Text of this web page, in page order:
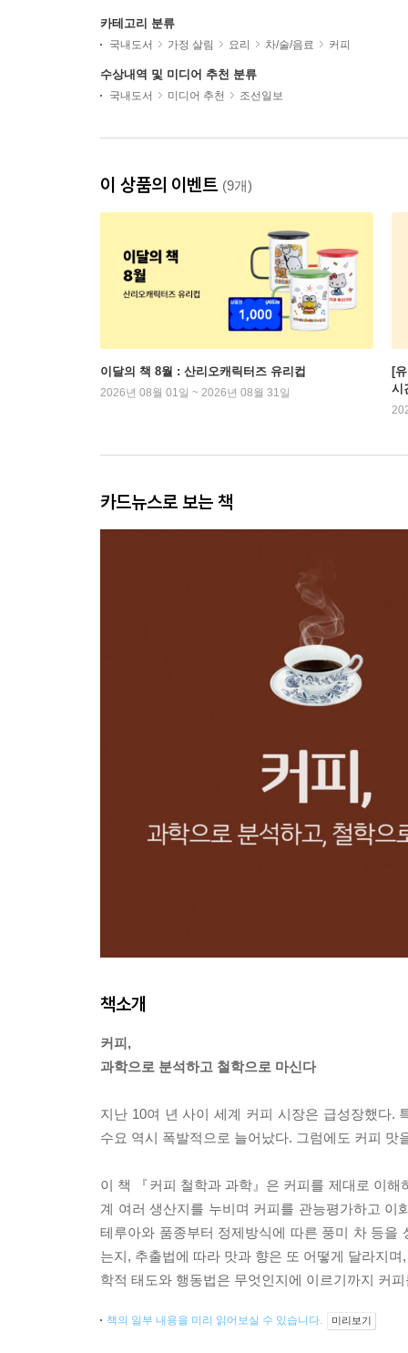
카테고리 분류
국내도서 가정 살림 요리 차/술/음료 커피
수상내역 및 미디어 추천 분류
국내도서 미디어 추천 조선일보
이 상품의 이벤트 (9개)
이달의 책 8월 : 산리오캐릭터즈 유리컵
2026년 08월 01일 ~ 2026년 08월 31일
[
시
카드뉴스로 보는 책
책소개
커피,
과학으로 분석하고 철학으로 마신다
지난 10여 년 사이 세계 커피 시장은 급성장했다.
수요 역시 폭발적으로 늘어났다. 그럼에도 커피
이 책 『커피 철학과 과학』은 커피를 제대로 이
계 여러 생산지를 누비며 커피를 관능평가하고
테루아와 품종부터 정제방식에 따른 풍미 차 등을
는지, 추출법에 따라 맛과 향은 또 어떻게 달라지
학적 태도와 행동법은 무엇인지에 이르기까지 커
책의 일부 내용을 미리 읽어보실 수 있습니다. 미리보기